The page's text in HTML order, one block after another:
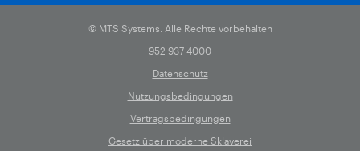
© MTS Systems. Alle Rechte vorbehalten
952 937 4000
Datenschutz
Nutzungsbedingungen
Vertragsbedingungen
Gesetz über moderne Sklaverei